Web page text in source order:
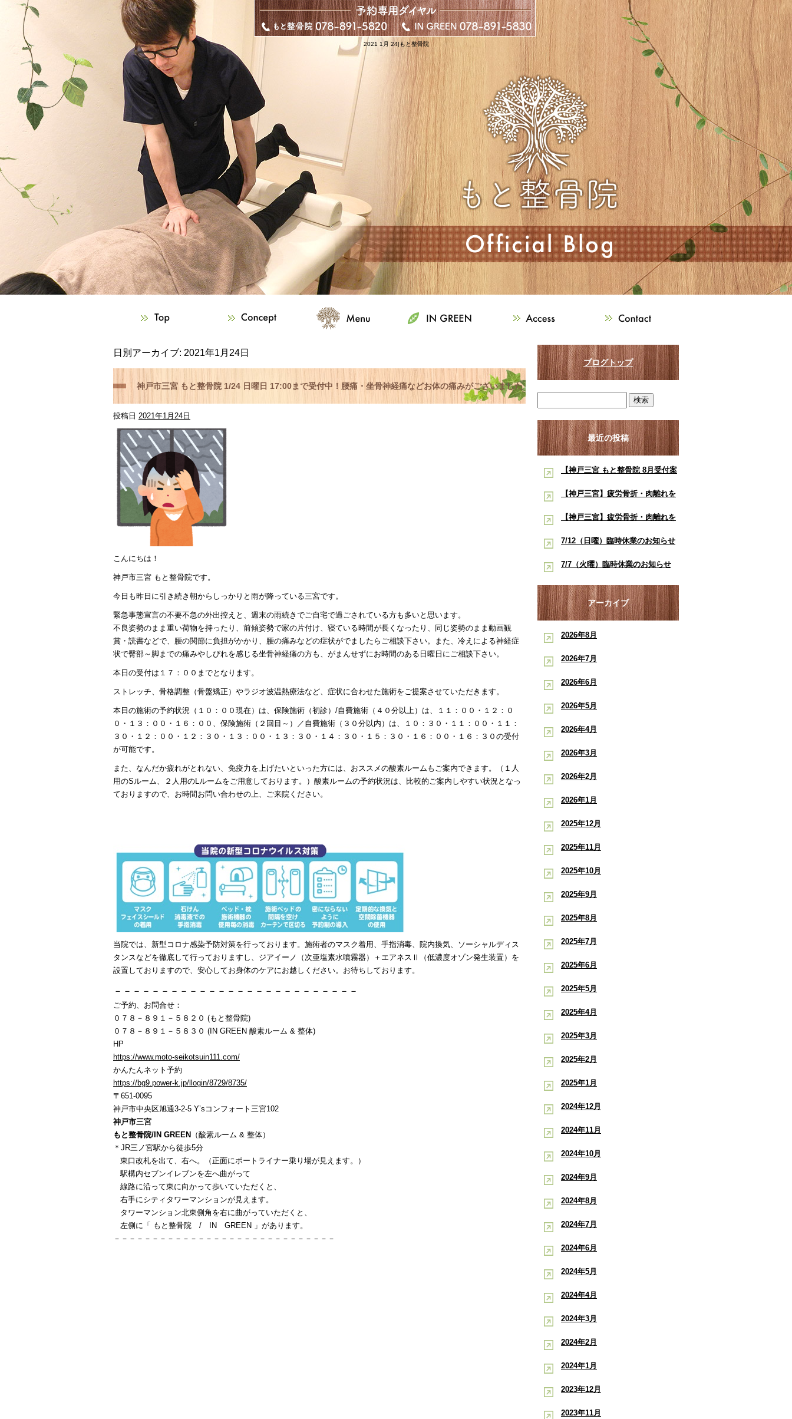
2021 1月 24|もと整骨院
日別アーカイブ: 2021年1月24日
神戸市三宮 もと整骨院 1/24 日曜日 17:00まで受付中！腰痛・坐骨神経痛などお体の痛みがございました
らご相談下さい！
投稿日 2021年1月24日
こんにちは！
神戸市三宮 もと整骨院です。
今日も昨日に引き続き朝からしっかりと雨が降っている三宮です。
緊急事態宣言の不要不急の外出控えと、週末の雨続きでご自宅で過ごされている方も多いと思います。
不良姿勢のまま重い荷物を持ったり、前傾姿勢で家の片付け、寝ている時間が長くなったり、同じ姿勢のまま動画観
賞・読書などで、腰の関節に負担がかかり、腰の痛みなどの症状がでましたらご相談下さい。また、冷えによる神経症
状で臀部～脚までの痛みやしびれを感じる坐骨神経痛の方も、がまんせずにお時間のある日曜日にご相談下さい。
本日の受付は１７：００までとなります。
ストレッチ、骨格調整（骨盤矯正）やラジオ波温熱療法など、症状に合わせた施術をご提案させていただきます。
本日の施術の予約状況（１０：００現在）は、保険施術（初診）/自費施術（４０分以上）は、１１：００・１２：０
０・１３：００・１６：００、保険施術（２回目～）／自費施術（３０分以内）は、１０：３０・１１：００・１１：
３０・１２：００・１２：３０・１３：００・１３：３０・１４：３０・１５：３０・１６：００・１６：３０の受付
が可能です。
また、なんだか疲れがとれない、免疫力を上げたいといった方には、おススメの酸素ルームもご案内できます。（１人
用のSルーム、２人用のLルームをご用意しております。）酸素ルームの予約状況は、比較的ご案内しやすい状況となっ
ておりますので、お時間お問い合わせの上、ご来院ください。
当院では、新型コロナ感染予防対策を行っております。施術者のマスク着用、手指消毒、院内換気、ソーシャルディス
タンスなどを徹底して行っておりますし、ジアイーノ（次亜塩素水噴霧器）＋エアネスⅡ（低濃度オゾン発生装置）を
設置しておりますので、安心してお身体のケアにお越しください。お待ちしております。
－－－－－－－－－－－－－－－－－－－－－－－－－－
ご予約、お問合せ：
０７８－８９１－５８２０ (もと整骨院)
０７８－８９１－５８３０ (IN GREEN 酸素ルーム & 整体)
HP
https://www.moto-seikotsuin111.com/
かんたんネット予約
https://bg9.power-k.jp/llogin/8729/8735/
〒651-0095
神戸市中央区旭通3-2-5 Y’sコンフォート三宮102
神戸市三宮
もと整骨院/IN GREEN
（酸素ルーム & 整体）
＊JR三ノ宮駅から徒歩5分
東口改札を出て、右へ。（正面にポートライナー乗り場が見えます。）
駅構内セブンイレブンを左へ曲がって
線路に沿って東に向かって歩いていただくと、
右手にシティタワーマンションが見えます。
タワーマンション北東側角を右に曲がっていただくと、
左側に「 もと整骨院 / IN GREEN 」があります。
－－－－－－－－－－－－－－－－－－－－－－－－－－－－－
ブログトップ
最近の投稿
【神戸三宮 もと整骨院 8月受付案
内】8月は熱中症・交通事故・ス
ポート
【神戸三宮】疲労骨折・肉離れを
早く治したい学生アスリートへ｜
骨院
【神戸三宮】疲労骨折・肉離れを
早く治したい学生アスリートへ｜
骨院
7/12（日曜）臨時休業のお知らせ
【神戸市三宮 もと整骨院】
7/7（火曜）臨時休業のお知らせ
アーカイブ
2026年8月
2026年7月
2026年6月
2026年5月
2026年4月
2026年3月
2026年2月
2026年1月
2025年12月
2025年11月
2025年10月
2025年9月
2025年8月
2025年7月
2025年6月
2025年5月
2025年4月
2025年3月
2025年2月
2025年1月
2024年12月
2024年11月
2024年10月
2024年9月
2024年8月
2024年7月
2024年6月
2024年5月
2024年4月
2024年3月
2024年2月
2024年1月
2023年12月
2023年11月